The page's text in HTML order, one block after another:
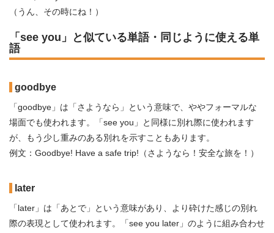
（うん、その時にね！）
「see you」と似ている単語・同じように使える単
語
goodbye
「goodbye」は「さようなら」という意味で、ややフォーマルな
場面でも使われます。「see you」と同様に別れ際に使われます
が、もう少し重みのある別れを示すこともあります。
例文：Goodbye! Have a safe trip!（さようなら！安全な旅を！）
later
「later」は「あとで」という意味があり、より砕けた感じの別れ
際の表現として使われます。「see you later」のように組み合わせ